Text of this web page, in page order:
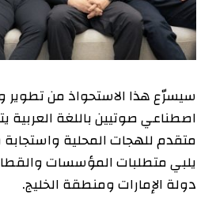
سيسرّع هذا الاستحواذ من تطوير
اصطناعي صوتيين باللغة
متقدم للهجات المحلية واستجابة
يلبي متطلبات المؤسسات
دولة الإمارات ومنطقة الخليج.